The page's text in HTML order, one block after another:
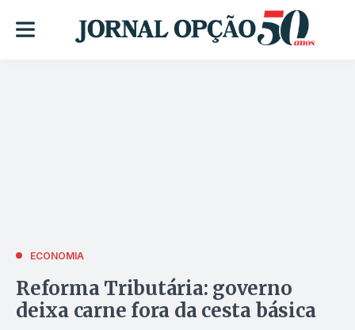
ECONOMIA
Reforma Tributária: governo
deixa carne fora da cesta básica